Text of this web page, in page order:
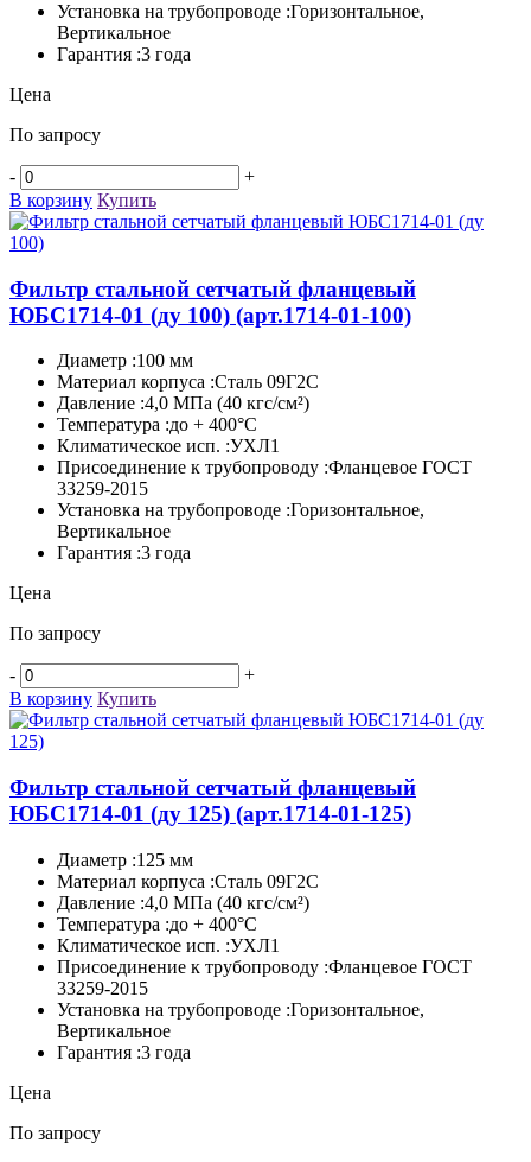
Установка на трубопроводе :Горизонтальное,
Вертикальное
Гарантия :3 года
Цена
По запросу
-
+
В корзину Купить
Фильтр стальной сетчатый фланцевый
ЮБС1714-­01 (ду 100) (арт.1714-01-100)
Диаметр :100 мм
Материал корпуса :Сталь 09Г2С
Давление :4,0 МПа (40 кгс/см²)
Температура :до + 400°C
Климатическое исп. :УХЛ1
Присоединение к трубопроводу :Фланцевое ГОСТ
33259-2015
Установка на трубопроводе :Горизонтальное,
Вертикальное
Гарантия :3 года
Цена
По запросу
-
+
В корзину Купить
Фильтр стальной сетчатый фланцевый
ЮБС1714-­01 (ду 125) (арт.1714-01-125)
Диаметр :125 мм
Материал корпуса :Сталь 09Г2С
Давление :4,0 МПа (40 кгс/см²)
Температура :до + 400°C
Климатическое исп. :УХЛ1
Присоединение к трубопроводу :Фланцевое ГОСТ
33259-2015
Установка на трубопроводе :Горизонтальное,
Вертикальное
Гарантия :3 года
Цена
По запросу